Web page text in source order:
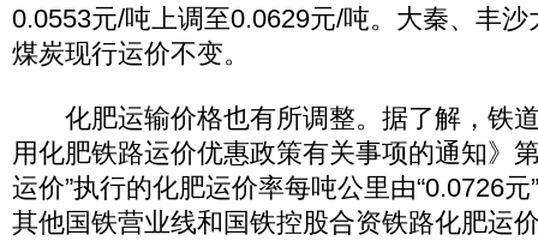
0.0553元/吨上调至0.0629元/吨。大秦、丰
煤炭现行运价不变。
化肥运输价格也有所调整。据了解，铁
用化肥铁路运价优惠政策有关事项的通知》
运价”执行的化肥运价率每吨公里由“0.0726元
其他国铁营业线和国铁控股合资铁路化肥运